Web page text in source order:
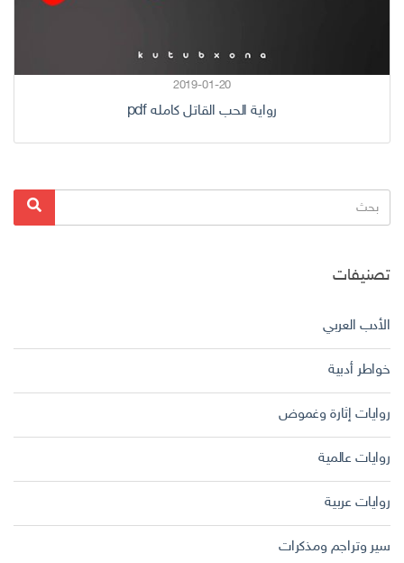
2019-01-20
رواية الحب القاتل كامله pdf
البحث
عن:
بحث
تصنيفات
الأدب العربي
خواطر أدبية
روايات إثارة وغموض
روايات عالمية
روايات عربية
سير وتراجم ومذكرات